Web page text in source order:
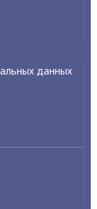
данных